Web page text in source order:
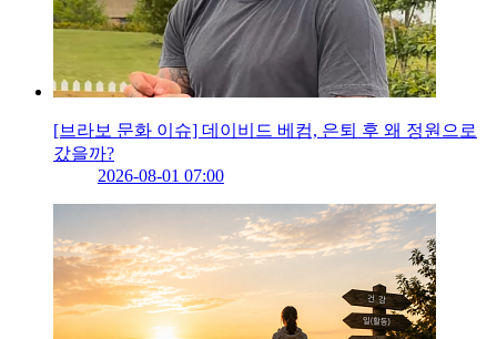
[브라보 문화 이슈] 데이비드 베컴, 은퇴 후 왜 정원으로
갔을까?
2026-08-01 07:00